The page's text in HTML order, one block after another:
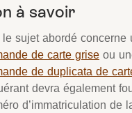
à savoir
le sujet abordé concerne
de carte grise ou
de duplicata de
devra également
d’immatriculation de